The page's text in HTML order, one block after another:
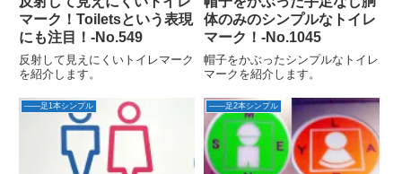
マーク！Toiletsという表現
にも注目！‐No.549
反射して見えにくいトイレマーク
を紹介します。
体のみのシンプルなトイレ
マーク！-No.1045
帽子をかぶったシンプルなトイレ
マークを紹介します。
――足1本シンプル ――足2本シンプル